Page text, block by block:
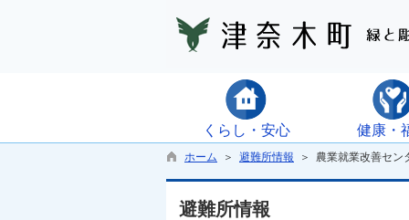
くらし・安心 健康・
ホーム ＞ 避難所情報 ＞ 農業就業改善セン
避難所情報